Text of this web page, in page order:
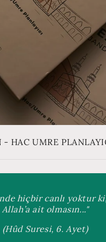
- HAC UMRE
hiçbir canlı yoktur
Allah’a ait olmasın..."
(Hûd Suresi, 6. Ayet)